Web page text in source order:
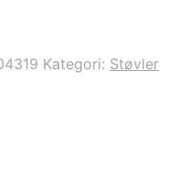
Kategori: Støvler